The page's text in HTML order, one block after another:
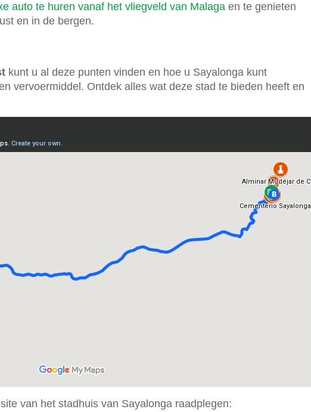
auto te huren vanaf het vliegveld van Malaga en te genieten
en in de bergen.
kunt u al deze punten vinden en hoe u Sayalonga kunt
vervoermiddel. Ontdek alles wat deze stad te bieden heeft en
van het stadhuis van Sayalonga raadplegen: